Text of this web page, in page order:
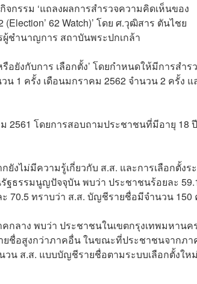
กรรม ‘แถลงผลการสำรวจความคิดเห็นของ
62 Watch)’ โดย ศ.วุฒิสาร ตันไชย
ชำนาญการ สถาบันพระปกเกล้า
ยังกับการ เลือกตั้ง’ โดยกำหนดให้มีการสำร
1 ครั้ง เดือนมกราคม 2562 จำนวน 2 ครั้ง แ
2561 โดยการสอบถามประชาชนที่มีอายุ 18
งไม่มีความรู้เกี่ยวกับ ส.ส. และการเลือกตั้งร
ฐธรรมนูญปัจจุบัน พบว่า ประชาชนร้อยละ
70.5 ทราบว่า ส.ส. บัญชีรายชื่อมีจำนวน 150
ลาง พบว่า ประชาชนในเขตกรุงเทพมหานค
ยชื่อสูงกว่าภาคอื่น ในขณะที่ประชาชนจากภา
วน ส.ส. แบบบัญชีรายชื่อตามระบบเลือกตั้งให